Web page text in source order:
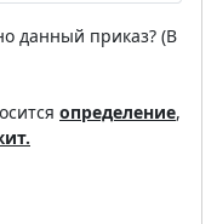
данный приказ? (В
определение,